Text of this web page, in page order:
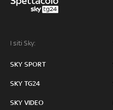
I siti Sky:
SKY SPORT
SKY TG24
SKY VIDEO